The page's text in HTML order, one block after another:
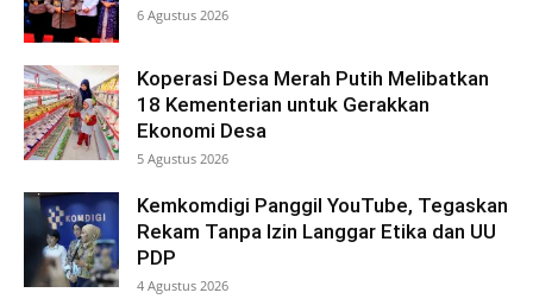
6 Agustus 2026
Koperasi Desa Merah Putih Melibatkan
18 Kementerian untuk Gerakkan
Ekonomi Desa
5 Agustus 2026
Kemkomdigi Panggil YouTube, Tegaskan
Rekam Tanpa Izin Langgar Etika dan UU
PDP
4 Agustus 2026